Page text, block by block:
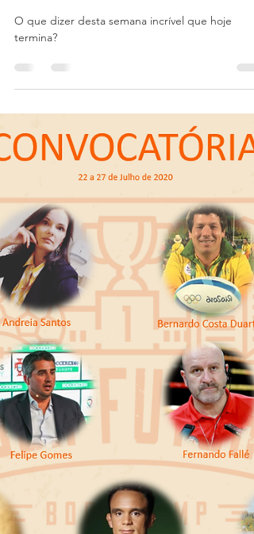
BootCamp YourFuture #1 chega
fim
O que dizer desta semana incrível que hoje
termina?